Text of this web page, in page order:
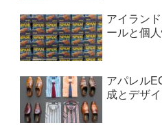
アイラン
ールと個
アパレル
成とデザ